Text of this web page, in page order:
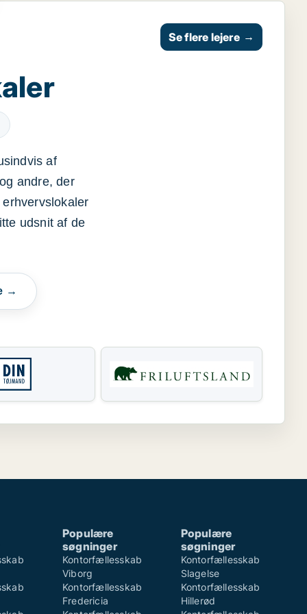
af
andre, der
udsnit af de
→
Se flere lejere →
Populære
søgninger
Kontorfællesskab
Viborg
Kontorfællesskab
Fredericia
Populære
søgninger
Kontorfællesskab
Slagelse
Kontorfællesskab
Hillerød